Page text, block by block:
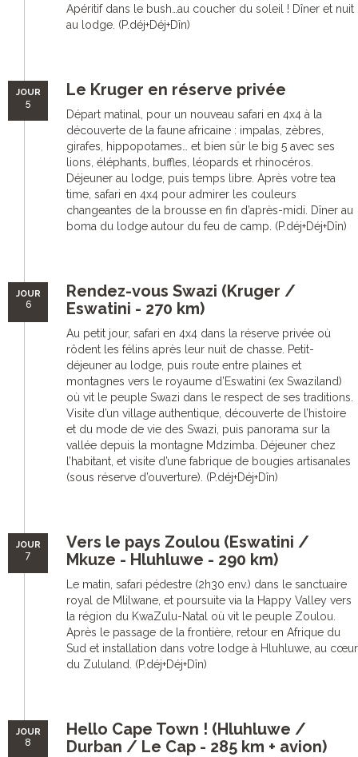
Apéritif dans le bush…au coucher du soleil ! Dîner et nuit
au lodge. (P.déj+Déj+Dîn)
JOUR
5
Le Kruger en réserve privée
Départ matinal, pour un nouveau safari en 4x4 à la
découverte de la faune africaine : impalas, zèbres,
girafes, hippopotames… et bien sûr le big 5 avec ses
lions, éléphants, buffles, léopards et rhinocéros.
Déjeuner au lodge, puis temps libre. Après votre tea
time, safari en 4x4 pour admirer les couleurs
changeantes de la brousse en fin d’après-midi. Dîner au
boma du lodge autour du feu de camp. (P.déj+Déj+Dîn)
JOUR
6
Rendez-vous Swazi (Kruger /
Eswatini - 270 km)
Au petit jour, safari en 4x4 dans la réserve privée où
rôdent les félins après leur nuit de chasse. Petit-
déjeuner au lodge, puis route entre plaines et
montagnes vers le royaume d’Eswatini (ex Swaziland)
où vit le peuple Swazi dans le respect de ses traditions.
Visite d’un village authentique, découverte de l’histoire
et du mode de vie des Swazi, puis panorama sur la
vallée depuis la montagne Mdzimba. Déjeuner chez
l’habitant, et visite d’une fabrique de bougies artisanales
(sous réserve d’ouverture). (P.déj+Déj+Dîn)
JOUR
7
Vers le pays Zoulou (Eswatini /
Mkuze - Hluhluwe - 290 km)
Le matin, safari pédestre (2h30 env.) dans le sanctuaire
royal de Mlilwane, et poursuite via la Happy Valley vers
la région du KwaZulu-Natal où vit le peuple Zoulou.
Après le passage de la frontière, retour en Afrique du
Sud et installation dans votre lodge à Hluhluwe, au cœur
du Zululand. (P.déj+Déj+Dîn)
JOUR
8
Hello Cape Town ! (Hluhluwe /
Durban / Le Cap - 285 km + avion)